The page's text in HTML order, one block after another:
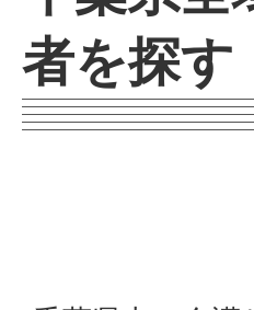
者を探す